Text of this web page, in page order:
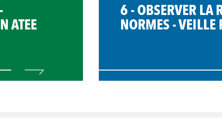
ATEE
6 - OBSERVER LA
NORMES - VEILLE